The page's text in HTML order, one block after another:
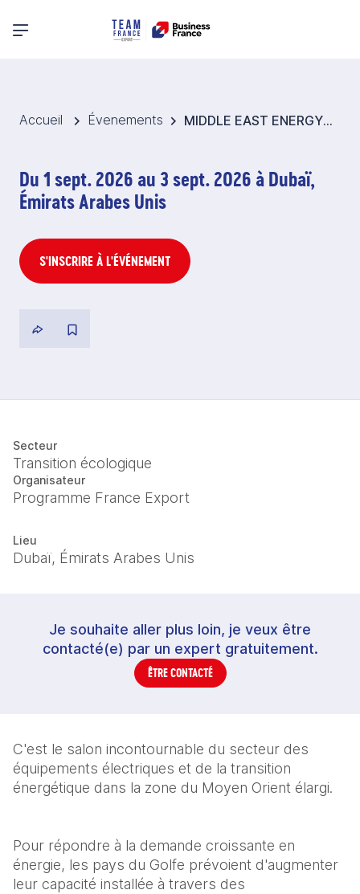
Menu principal
Accueil Évenements MIDDLE EAST ENERGY 2026 - Pavillon France Équipements électriques - Emirats arabes unis
Du 1 sept. 2026 au 3 sept. 2026 à Dubaï,
Émirats Arabes Unis
S'INSCRIRE À L'ÉVÉNEMENT
Secteur
Transition écologique
Organisateur
Programme France Export
Lieu
Dubaï, Émirats Arabes Unis
Je souhaite aller plus loin, je veux être
contacté(e) par un expert gratuitement.
ÊTRE CONTACTÉ
C'est le salon incontournable du secteur des
équipements électriques et de la transition
énergétique dans la zone du Moyen Orient élargi.
Pour répondre à la demande croissante en
énergie, les pays du Golfe prévoient d'augmenter
leur capacité installée à travers des